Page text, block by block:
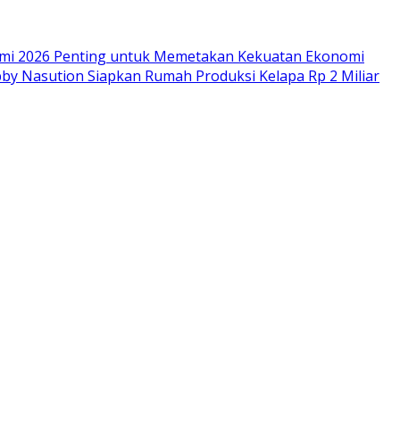
2026 Penting untuk Memetakan Kekuatan Ekonomi
Nasution Siapkan Rumah Produksi Kelapa Rp 2 Miliar